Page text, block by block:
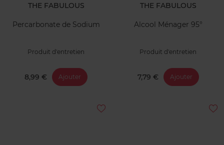
THE FABULOUS
Percarbonate de Sodium
Produit d'entretien
8,99 € Ajouter
THE FABULOUS
Alcool Ménager 95°
Produit d'entretien
7,79 € Ajouter